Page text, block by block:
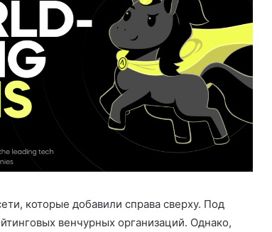
которые добавили справа сверху. Под
венчурных организаций. Однако,